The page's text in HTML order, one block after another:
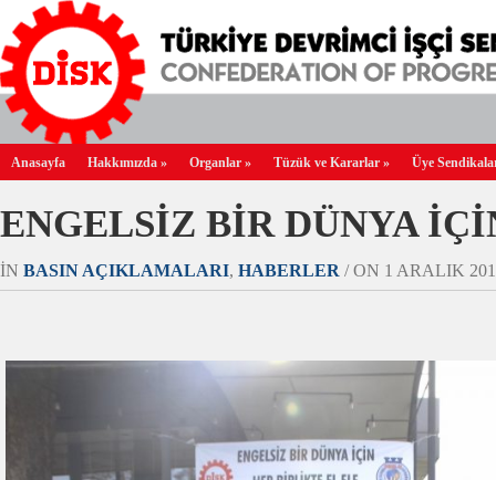
Anasayfa Hakkımızda » Organlar » Tüzük ve Kararlar » Üye
ENGELSİZ BİR DÜNYA
IN BASIN AÇIKLAMALARI, HABERLER / ON 1 ARALIK